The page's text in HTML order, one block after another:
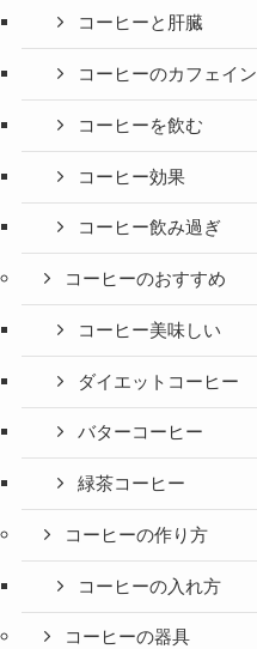
コーヒーと肝臓
コーヒーのカフェイン
コーヒーを飲む
コーヒー効果
コーヒー飲み過ぎ
コーヒーのおすすめ
コーヒー美味しい
ダイエットコーヒー
バターコーヒー
緑茶コーヒー
コーヒーの作り方
コーヒーの入れ方
コーヒーの器具